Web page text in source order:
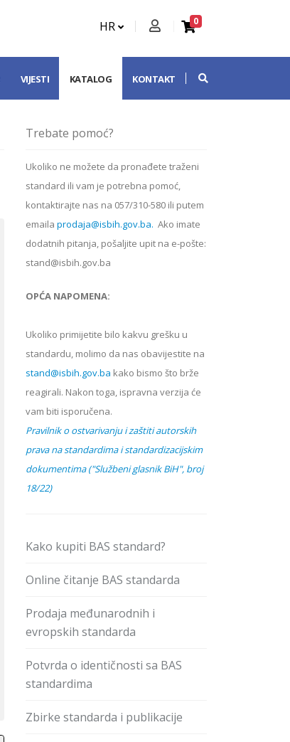
HR 0
VIJESTI KATALOG KONTAKT
Trebate pomoć?
Ukoliko ne možete da pronađete traženi
standard ili vam je potrebna pomoć,
kontaktirajte nas na 057/310-580 ili putem
emaila prodaja@isbih.gov.ba. Ako imate
dodatnih pitanja, pošaljite upit na e-pošte:
stand@isbih.gov.ba
OPĆA NAPOMENA:
Ukoliko primijetite bilo kakvu grešku u
standardu, molimo da nas obavijestite na
stand@isbih.gov.ba kako bismo što brže
reagirali. Nakon toga, ispravna verzija će
vam biti isporučena.
Pravilnik o ostvarivanju i zaštiti autorskih
prava na standardima i standardizacijskim
dokumentima ("Službeni glasnik BiH", broj
18/22)
Kako kupiti BAS standard?
Online čitanje BAS standarda
Prodaja međunarodnih i
evropskih standarda
Potvrda o identičnosti sa BAS
standardima
Zbirke standarda i publikacije